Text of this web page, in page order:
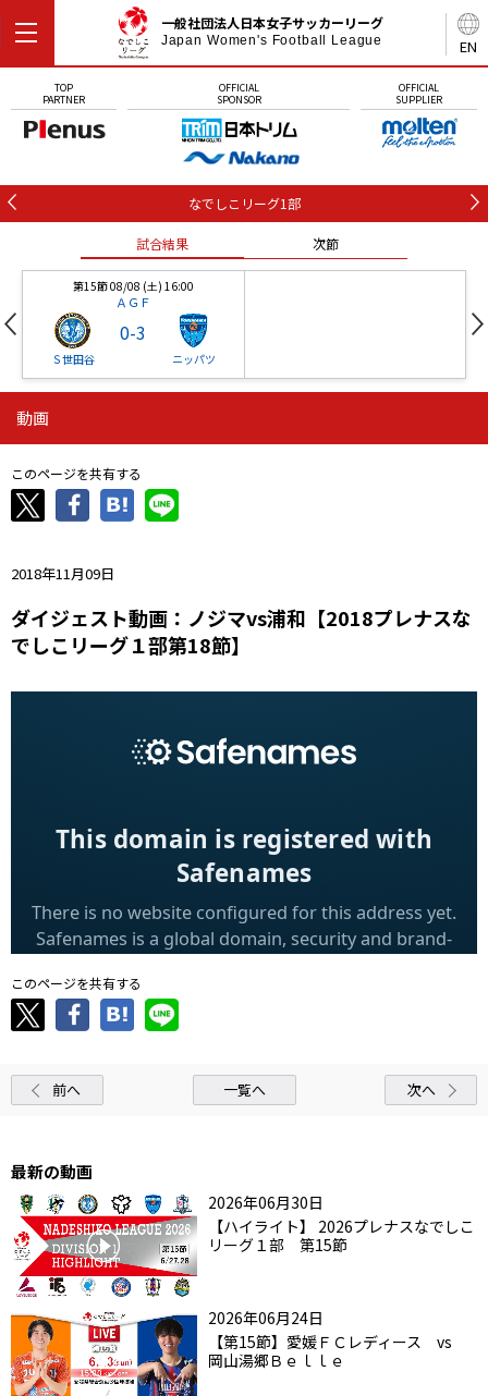
EN
一般社団法人日本女子サッカーリーグ
Japan Women's Football League
TOP
PARTNER
OFFICIAL
SPONSOR
OFFICIAL
SUPPLIER
なでしこリーグ1部
試合結果 次節
第15節 08/08 (土) 16:00
ＡＧＦ
Ｓ世田谷
0-3
ニッパツ
ニッパツ
ニッパツ
-
石人の星
動画
このページを共有する
2018年11月09日
ダイジェスト動画：ノジマvs浦和【2018プレナスな
でしこリーグ１部第18節】
このページを共有する
前へ 一覧へ 次へ
最新の動画
2026年06月30日
【ハイライト】 2026プレナスなでしこ
リーグ１部 第15節
2026年06月24日
【第15節】愛媛ＦＣレディース vs
岡山湯郷Ｂｅｌｌｅ